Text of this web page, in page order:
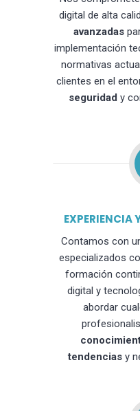
digital de alta
avanzadas
implementación
normativas
clientes en el
seguridad y
EXPERIENCIA
Contamos con
especializados
formación
digital y
abordar
tendencias y